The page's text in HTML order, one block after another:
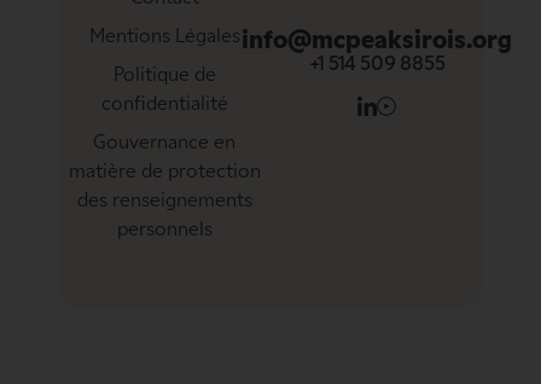
Mentions Légales
Politique de
confidentialité
Gouvernance en
matière de protection
des renseignements
personnels
info@mcpeaksirois.org
+1 514 509 8855